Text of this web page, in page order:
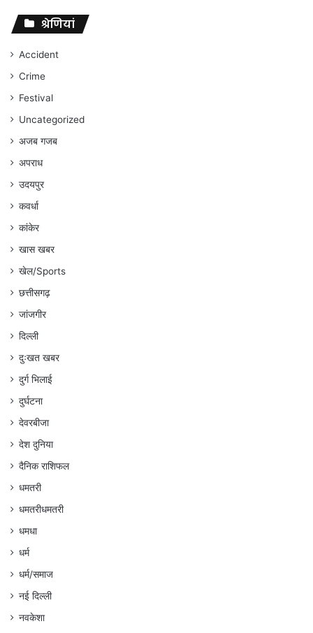
संघर्ष
जारी
रहेगा
अंकित
गौरहा
श्रेणियां
Accident
Crime
Festival
Uncategorized
अजब गजब
अपराध
उदयपुर
कवर्धा
कांकेर
खास खबर
खेल/Sports
छत्तीसगढ़
जांजगीर
दिल्ली
दुःखत खबर
दुर्ग भिलाई
दुर्घटना
देवरबीजा
देश दुनिया
दैनिक राशिफल
धमतरी
धमतरीधमतरी
धमधा
धर्म
धर्म/समाज
नई दिल्ली
नवकेशा